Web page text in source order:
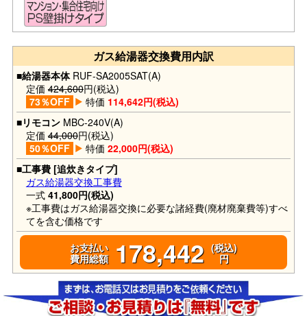
ガス給湯器交換費用内訳
■給湯器本体RUF-SA2005SAT(A)
定価 424,600円(税込)
73％OFF
特価 114,642円(税込)
■リモコンMBC-240V(A)
定価 44,000円(税込)
50％OFF
特価 22,000円(税込)
■工事費 [追炊きタイプ]
ガス給湯器交換工事費
一式 41,800円(税込)
※工事費はガス給湯器交換に必要な諸経費(廃材廃棄費等)すべ
てを含む価格です
お支払い
費用総額178,442 (税込)
円